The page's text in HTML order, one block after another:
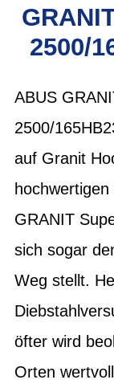
2500/
ABUS
2500/
auf Granit
GRANIT
sich sogar
Weg stellt.
öfter wird
Orten